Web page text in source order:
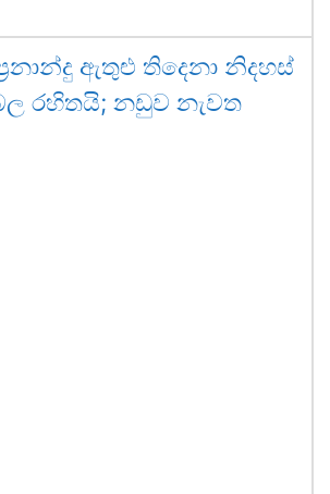
ඇතුළු තිදෙනා නිදහස්
රහිතයි; නඩුව නැවත